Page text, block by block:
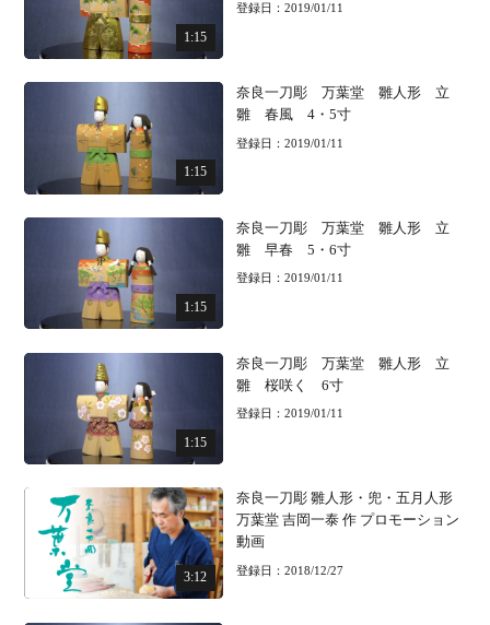
1:15
登録日：2019/01/11
1:15
奈良一刀彫 万葉堂 雛人形 立
雛 春風 4・5寸
登録日：2019/01/11
1:15
奈良一刀彫 万葉堂 雛人形 立
雛 早春 5・6寸
登録日：2019/01/11
1:15
奈良一刀彫 万葉堂 雛人形 立
雛 桜咲く 6寸
登録日：2019/01/11
3:12
奈良一刀彫 雛人形・兜・五月人形
万葉堂 吉岡一泰 作 プロモーション
動画
登録日：2018/12/27